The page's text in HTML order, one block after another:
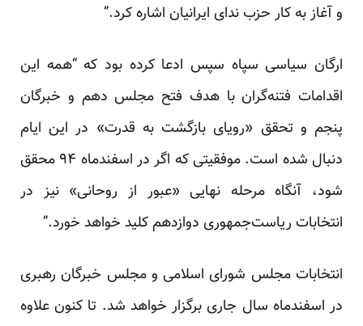
و آغاز به کار حزب ندای ایرانیان اشاره کرد.”
ارگان سیاسی سپاه سپس ادعا کرده بود که “همه این
اقدامات فتنه‌گران با هدف فتح مجلس دهم و خبرگان
پنجم و تحقق «رویای بازگشت به قدرت» در این ایام
دنبال شده است. موفقیتی که اگر در اسفندماه ۹۴ محقق
شود، آنگاه مرحله نهایی «عبور از روحانی» نیز در
انتخابات ریاست‌جمهوری دوازدهم کلید خواهد خورد.”
انتخابات مجلس شورای اسلامی و مجلس خبرگان رهبری
در اسفندماه سال جاری برگزار خواهد شد. تا کنون علاوه